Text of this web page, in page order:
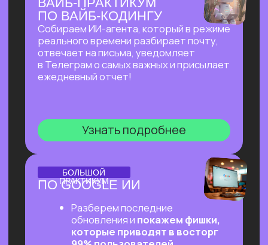
Узнать подробнее
БОЛЬШОЙ ПРАКТИКУМ
ПО ИИ-АГЕНТУ
PERPLEXITY COMPUTER
Узнать подробнее
ОНЛАЙН-ПРАКТИКУМ
ПЕРВЫЙ ПРАКТИКУМ
НА CLAUDE CODE ДЛЯ
ВСЕХ, КТО «НЕ ТЕХНАРЬ»
Обещаем: за 2 часа переведем тебя
из точки «Это точно не для меня»
в точку «Я тоже могу вайб-кодить!»